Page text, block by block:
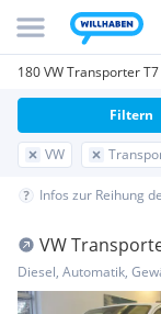
180 VW Transporter
VW
Filtern
Infos zur Reihung
VW
Kastenwagen
Kastenwagen
Diesel, Automatik,